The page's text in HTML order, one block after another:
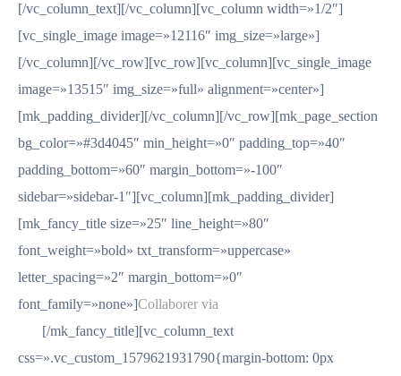
[/vc_column_text][/vc_column][vc_column width=»1/2″]
[vc_single_image image=»12116″ img_size=»large»]
[/vc_column][/vc_row][vc_row][vc_column][vc_single_image
image=»13515″ img_size=»full» alignment=»center»]
[mk_padding_divider][/vc_column][/vc_row][mk_page_section
bg_color=»#3d4045″ min_height=»0″ padding_top=»40″
padding_bottom=»60″ margin_bottom=»-100″
sidebar=»sidebar-1″][vc_column][mk_padding_divider]
[mk_fancy_title size=»25″ line_height=»80″
font_weight=»bold» txt_transform=»uppercase»
letter_spacing=»2″ margin_bottom=»0″
font_family=»none»]Collaborer via
[/mk_fancy_title][vc_column_text
css=».vc_custom_1579621931790{margin-bottom: 0px